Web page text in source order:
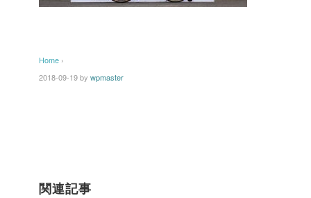
Home ›
2018-09-19by wpmaster
関連記事